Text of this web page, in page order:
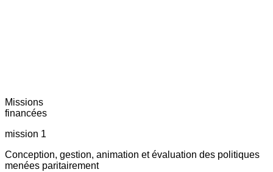
Missions
financées
mission 1
Conception, gestion, animation et évaluation des politiques
menées paritairement